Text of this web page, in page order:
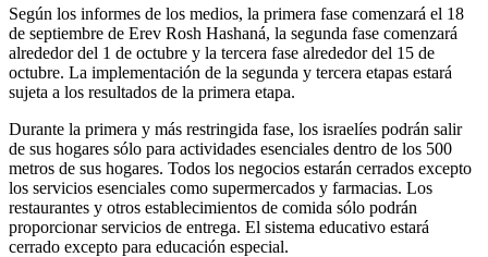
Según los informes de los medios, la primera fase comenzará el 18
de septiembre de Erev Rosh Hashaná, la segunda fase comenzará
alrededor del 1 de octubre y la tercera fase alrededor del 15 de
octubre. La implementación de la segunda y tercera etapas estará
sujeta a los resultados de la primera etapa.
Durante la primera y más restringida fase, los israelíes podrán salir
de sus hogares sólo para actividades esenciales dentro de los 500
metros de sus hogares. Todos los negocios estarán cerrados excepto
los servicios esenciales como supermercados y farmacias. Los
restaurantes y otros establecimientos de comida sólo podrán
proporcionar servicios de entrega. El sistema educativo estará
cerrado excepto para educación especial.